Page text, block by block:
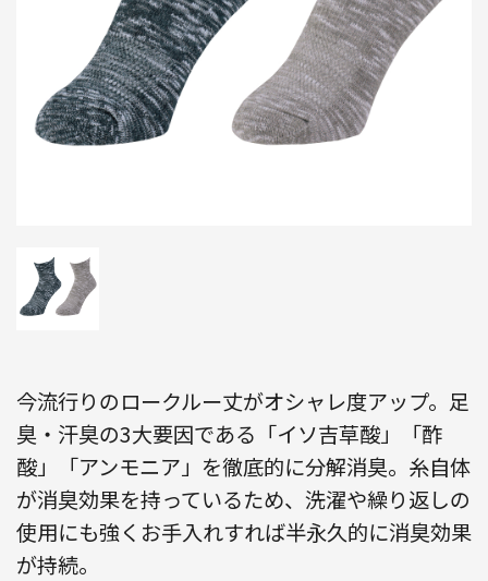
今流行りのロークルー丈がオシャレ度アップ。足
臭・汗臭の3大要因である「イソ吉草酸」「酢
酸」「アンモニア」を徹底的に分解消臭。糸自体
が消臭効果を持っているため、洗濯や繰り返しの
使用にも強くお手入れすれば半永久的に消臭効果
が持続。